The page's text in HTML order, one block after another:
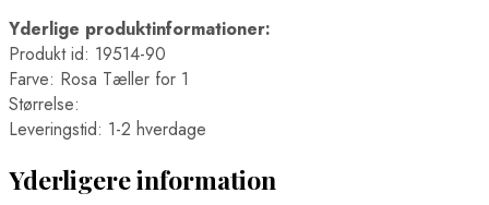
Yderlige produktinformationer:
Produkt id: 19514-90
Farve: Rosa Tæller for 1
Størrelse:
Leveringstid: 1-2 hverdage
Yderligere information